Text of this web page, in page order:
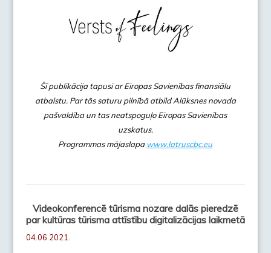
Šī publikācija tapusi ar Eiropas Savienības finansiālu
atbalstu. Par tās saturu pilnībā atbild Alūksnes novada
pašvaldība un tas neatspoguļo Eiropas Savienības
uzskatus.
Programmas mājaslapa www.latruscbc.eu
Videokonferencē tūrisma nozare dalās pieredzē
par kultūras tūrisma attīstību digitalizācijas laikmetā
04.06.2021.